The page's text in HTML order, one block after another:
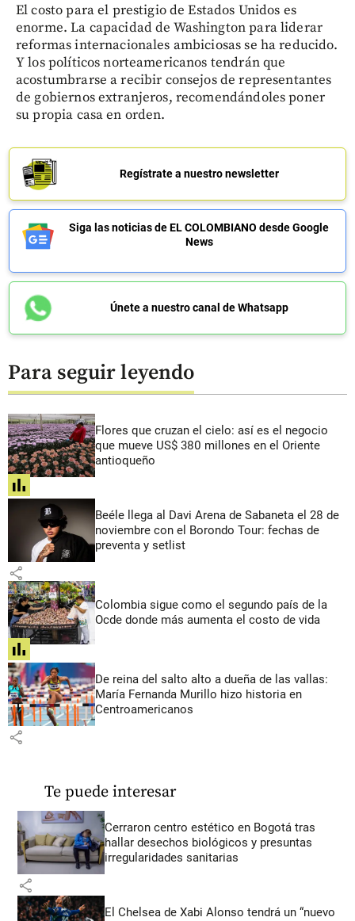
El costo para el prestigio de Estados Unidos es
enorme. La capacidad de Washington para liderar
reformas internacionales ambiciosas se ha reducido.
Y los políticos norteamericanos tendrán que
acostumbrarse a recibir consejos de representantes
de gobiernos extranjeros, recomendándoles poner
su propia casa en orden.
Regístrate a nuestro newsletter
Siga las noticias de EL COLOMBIANO desde Google
News
Únete a nuestro canal de Whatsapp
Para seguir leyendo
Flores que cruzan el cielo: así es el negocio
que mueve US$ 380 millones en el Oriente
antioqueño
share
Beéle llega al Davi Arena de Sabaneta el 28 de
noviembre con el Borondo Tour: fechas de
preventa y setlist
share
Colombia sigue como el segundo país de la
Ocde donde más aumenta el costo de vida
share
De reina del salto alto a dueña de las vallas:
María Fernanda Murillo hizo historia en
Centroamericanos
share
Te puede interesar
Cerraron centro estético en Bogotá tras
hallar desechos biológicos y presuntas
irregularidades sanitarias
share
El Chelsea de Xabi Alonso tendrá un “nuevo